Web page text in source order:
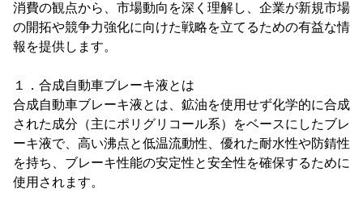
消費の観点から、市場動向を深く理解し、企業が新規市場
の開拓や競争力強化に向けた戦略を立てるための有益な情
報を提供します。
１．合成自動車ブレーキ液とは
合成自動車ブレーキ液とは、鉱油を使用せず化学的に合成
された成分（主にポリグリコール系）をベースにしたブレ
ーキ液で、高い沸点と低温流動性、優れた耐水性や防錆性
を持ち、ブレーキ性能の安定性と安全性を確保するために
使用されます。